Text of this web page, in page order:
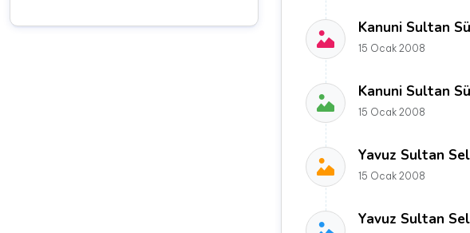
Kanuni Sultan
15 Ocak 2008
Kanuni Sultan
15 Ocak 2008
Yavuz Sultan
15 Ocak 2008
Yavuz Sultan